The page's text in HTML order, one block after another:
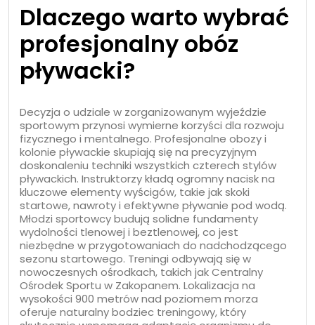
Dlaczego warto wybrać
profesjonalny obóz
pływacki?
Decyzja o udziale w zorganizowanym wyjeździe
sportowym przynosi wymierne korzyści dla rozwoju
fizycznego i mentalnego. Profesjonalne obozy i
kolonie pływackie skupiają się na precyzyjnym
doskonaleniu techniki wszystkich czterech stylów
pływackich. Instruktorzy kładą ogromny nacisk na
kluczowe elementy wyścigów, takie jak skoki
startowe, nawroty i efektywne pływanie pod wodą.
Młodzi sportowcy budują solidne fundamenty
wydolności tlenowej i beztlenowej, co jest
niezbędne w przygotowaniach do nadchodzącego
sezonu startowego. Treningi odbywają się w
nowoczesnych ośrodkach, takich jak Centralny
Ośrodek Sportu w Zakopanem. Lokalizacja na
wysokości 900 metrów nad poziomem morza
oferuje naturalny bodziec treningowy, który